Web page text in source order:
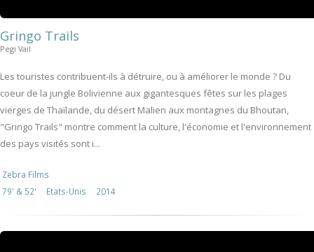
Gringo Trails
Pegi Vail
Les touristes contribuent-ils à détruire, ou à améliorer le monde ? Du
coeur de la jungle Bolivienne aux gigantesques fêtes sur les plages
vierges de Thaïlande, du désert Malien aux montagnes du Bhoutan,
"Gringo Trails" montre comment la culture, l'économie et l'environnement
des pays visités sont i...
Zebra Films
79' & 52'
Etats-Unis 2014